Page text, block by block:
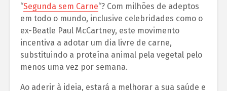
“Segunda sem Carne“? Com milhões de adeptos
em todo o mundo, inclusive celebridades como o
ex-Beatle Paul McCartney, este movimento
incentiva a adotar um dia livre de carne,
substituindo a proteína animal pela vegetal pelo
menos uma vez por semana.
Ao aderir à ideia, estará a melhorar a sua saúde e